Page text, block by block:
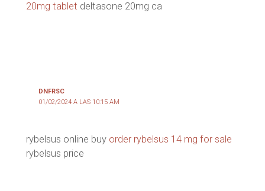
20mg tablet deltasone 20mg ca
DNFRSC
01/02/2024 A LAS 10:15 AM
rybelsus online buy order rybelsus 14 mg for sale
rybelsus price